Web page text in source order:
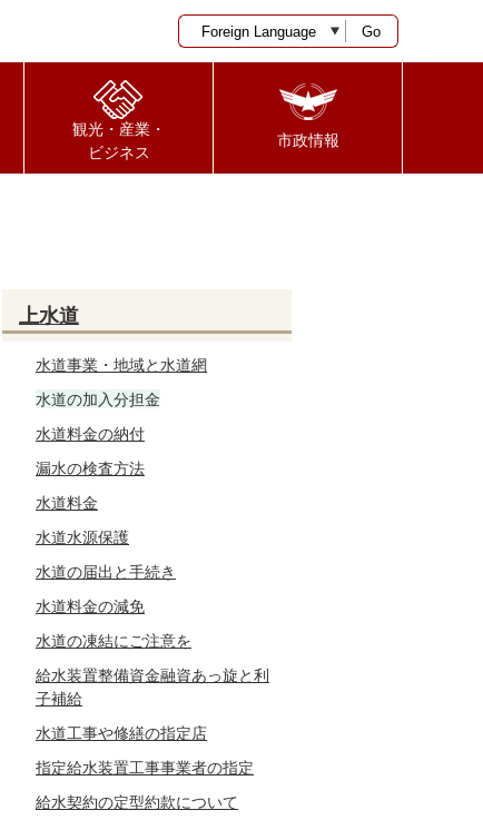
Go
観光・産業・
ビジネス
市政情報
上水道
水道事業・地域と水道網
水道の加入分担金
水道料金の納付
漏水の検査方法
水道料金
水道水源保護
水道の届出と手続き
水道料金の減免
水道の凍結にご注意を
給水装置整備資金融資あっ旋と利
子補給
水道工事や修繕の指定店
指定給水装置工事事業者の指定
給水契約の定型約款について